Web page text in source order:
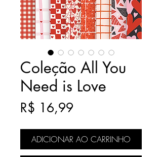
Coleção All You
Need is Love
R$ 16,99
ADICIONAR AO CARRINHO